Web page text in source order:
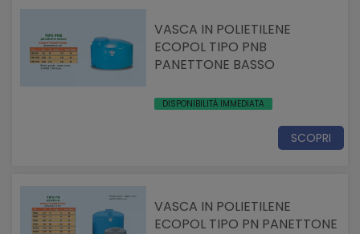
VASCA IN POLIETILENE
ECOPOL TIPO PNB
PANETTONE BASSO
DISPONIBILITÀ IMMEDIATA
SCOPRI
VASCA IN POLIETILENE
ECOPOL TIPO PN PANETTONE